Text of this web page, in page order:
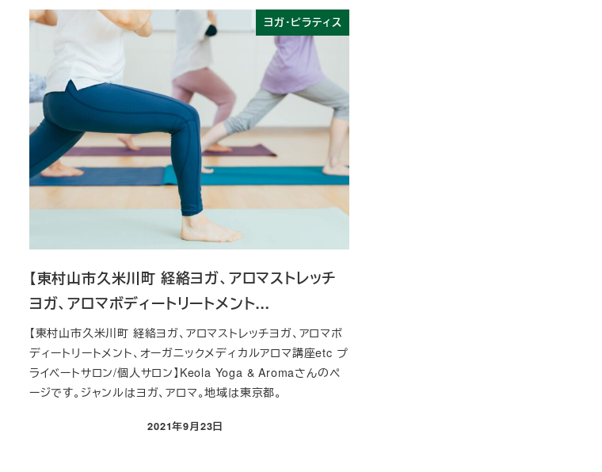
ヨガ・ピラティス
【東村山市久米川町 経絡ヨガ、アロマストレッチ
ヨガ、アロマボディートリートメント…
【東村山市久米川町 経絡ヨガ、アロマストレッチヨガ、アロマボ
ディートリートメント、オーガニックメディカルアロマ講座etc プ
ライベートサロン/個人サロン】Keola Yoga & Aromaさんのペ
ージです。ジャンルはヨガ、アロマ。地域は東京都。
投稿日
2021年9月23日